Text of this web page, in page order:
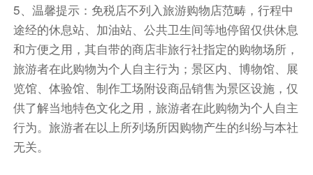
拥有高质量定点浪型和沙滩浪型的海域之一，这里
水质清澈，海水年平均温度在26.5℃左右，全年
都适宜冲浪，海浪绵长且极其有力，起浪频率多，
是中国冲浪资源最优的海湾。
前往【琼海杂粮小吃街】（自由活动约60分钟）
杂粮中充满了田野的真诚，粗糙中蕴含着本土的温
情，在琼海杂粮一条街，你能尝到最本土的味
道……琼海的杂粮小吃闻名全国，有口皆碑，鸡屎
5、温馨提示：免税店不列入旅游购物店范畴，行程中
途经的休息站、加油站、公共卫生间等地停留仅供休息
和方便之用，其自带的商店非旅行社指定的购物场所，
旅游者在此购物为个人自主行为；景区内、博物馆、展
览馆、体验馆、制作工场附设商品销售为景区设施，仅
供了解当地特色文化之用，旅游者在此购物为个人自主
行为。旅游者在以上所列场所因购物产生的纠纷与本社
无关。